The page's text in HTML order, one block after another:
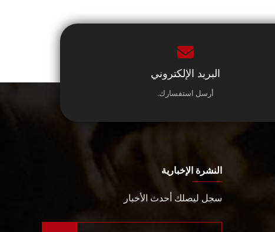
البريد الإلكتروني
أرسل استفسارك.
النشرة الإخبارية
سجل ليصلك أحدث الأخبار